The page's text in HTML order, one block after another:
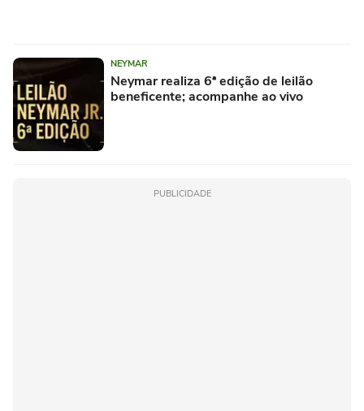
NEYMAR
Neymar realiza 6ª edição de leilão
beneficente; acompanhe ao vivo
PUBLICIDADE